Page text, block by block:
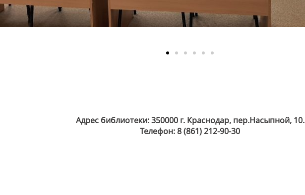
Адрес библиотеки: 350000 г. Краснодар, пер.Насыпной, 10.
Телефон: 8 (861) 212-90-30